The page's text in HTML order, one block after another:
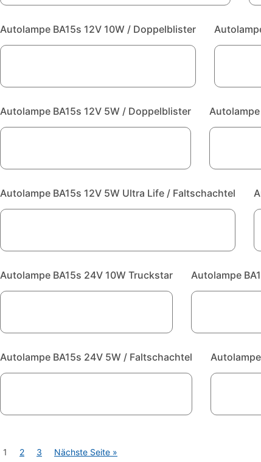
Autolampe BA15s 12V 10W / Doppelblister
Autolampe BA15s 12V 5W / Doppelblister
Autolampe BA15s 12V 5W Ultra Life / Faltschachtel
Autolampe BA15s 24V 10W Truckstar Autolampe
Autolampe BA15s 24V 5W / Faltschachtel
1 2 3 Nächste Seite »